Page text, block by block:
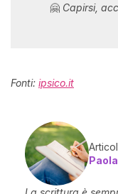
🤗 Capirsi,
Fonti: ipsico.it